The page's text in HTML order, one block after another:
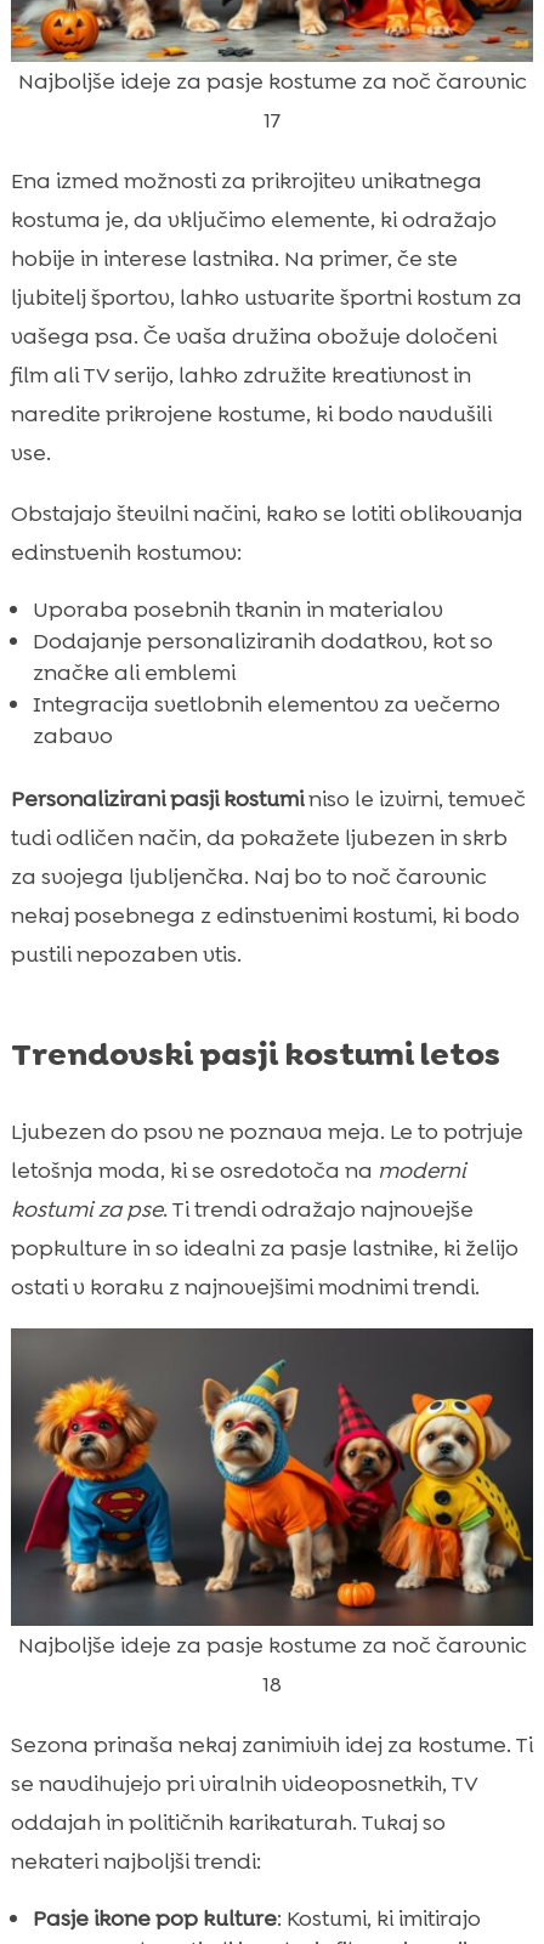
Najboljše ideje za pasje kostume za noč čarovnic
17
Ena izmed možnosti za prikrojitev unikatnega
kostuma je, da vključimo elemente, ki odražajo
hobije in interese lastnika. Na primer, če ste
ljubitelj športov, lahko ustvarite športni kostum za
vašega psa. Če vaša družina obožuje določeni
film ali TV serijo, lahko združite kreativnost in
naredite prikrojene kostume, ki bodo navdušili
vse.
Obstajajo številni načini, kako se lotiti oblikovanja
edinstvenih kostumov:
Uporaba posebnih tkanin in materialov
Dodajanje personaliziranih dodatkov, kot so
značke ali emblemi
Integracija svetlobnih elementov za večerno
zabavo
Personalizirani pasji kostuminiso le izvirni, temveč
tudi odličen način, da pokažete ljubezen in skrb
za svojega ljubljenčka. Naj bo to noč čarovnic
nekaj posebnega z edinstvenimi kostumi, ki bodo
pustili nepozaben vtis.
Trendovski pasji kostumi letos
Ljubezen do psov ne poznava meja. Le to potrjuje
letošnja moda, ki se osredotoča na moderni
kostumi za pse. Ti trendi odražajo najnovejše
popkulture in so idealni za pasje lastnike, ki želijo
ostati v koraku z najnovejšimi modnimi trendi.
Najboljše ideje za pasje kostume za noč čarovnic
18
Sezona prinaša nekaj zanimivih idej za kostume. Ti
se navdihujejo pri viralnih videoposnetkih, TV
oddajah in političnih karikaturah. Tukaj so
nekateri najboljši trendi:
Pasje ikone pop kulture: Kostumi, ki imitirajo